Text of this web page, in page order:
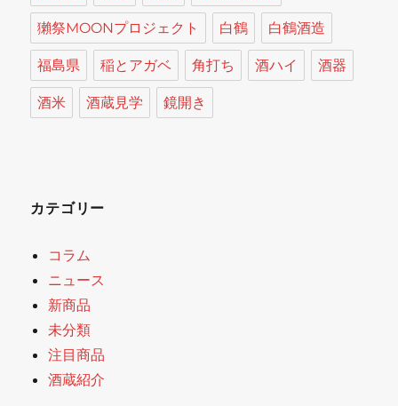
獺祭MOONプロジェクト 白鶴 白鶴酒造
福島県 稲とアガベ 角打ち 酒ハイ 酒器
酒米 酒蔵見学 鏡開き
カテゴリー
コラム
ニュース
新商品
未分類
注目商品
酒蔵紹介